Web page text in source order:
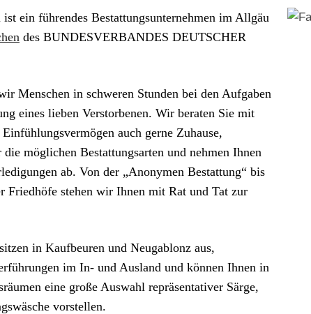
ist ein führendes Bestattungsunternehmen im Allgäu
des BUNDESVERBANDES DEUTSCHER
Menschen in schweren Stunden bei den Aufgaben
eines lieben Verstorbenen. Wir beraten Sie mit
auch gerne Zuhause,
möglichen Bestattungsarten und nehmen Ihnen
ab. Von der „Anonymen Bestattung“ bis
Friedhöfe stehen wir Ihnen mit Rat und Tat zur
in Kaufbeuren und Neugablonz aus,
im In- und Ausland und können Ihnen in
eine große Auswahl repräsentativer Särge,
vorstellen.